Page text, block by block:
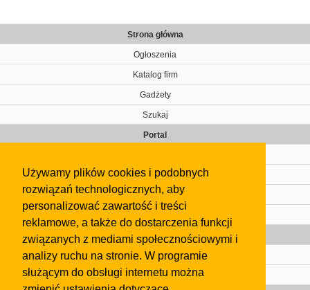
Używamy plików cookies i podobnych
rozwiązań technologicznych, aby
personalizować zawartość i treści
reklamowe, a także do dostarczenia funkcji
związanych z mediami społecznościowymi i
analizy ruchu na stronie. W programie
służącym do obsługi internetu można
Strona główna
Ogłoszenia
Katalog firm
Gadżety
Szukaj
Portal
Kontakt
Regulamin
Gazeta
Olkusz
Kontakt